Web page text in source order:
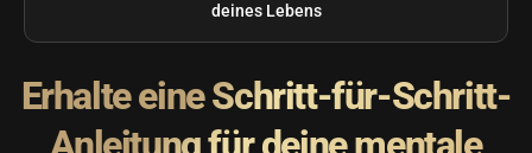
deines Lebens
Erhalte eine Schritt-für-Schritt-